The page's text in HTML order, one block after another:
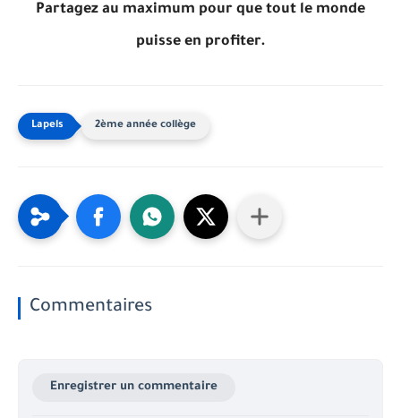
Partagez au maximum pour que tout le monde
puisse en profiter.
2ème année collège
Commentaires
Enregistrer un commentaire